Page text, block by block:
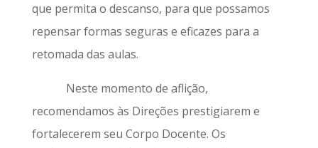
que permita o descanso, para que possamos
repensar formas seguras e eficazes para a
retomada das aulas.
Neste momento de aflição,
recomendamos às Direções prestigiarem e
fortalecerem seu Corpo Docente. Os